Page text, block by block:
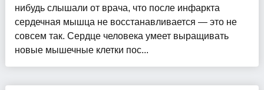
нибудь слышали от врача, что после инфаркта
сердечная мышца не восстанавливается — это не
совсем так. Сердце человека умеет выращивать
новые мышечные клетки пос...